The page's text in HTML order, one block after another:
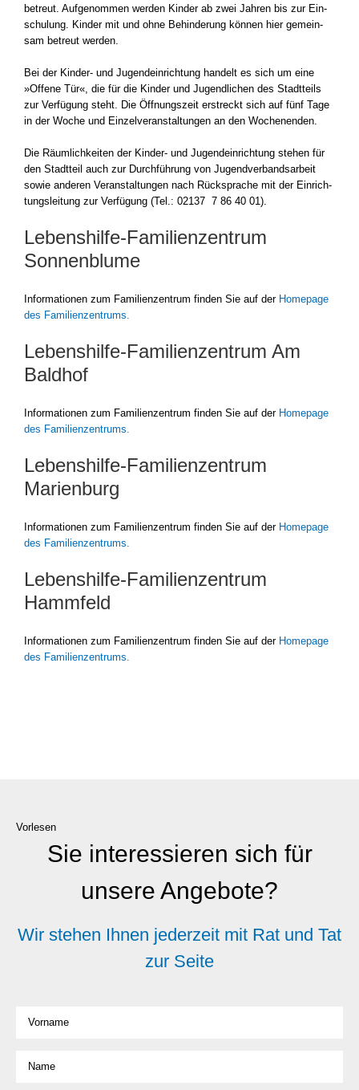
betreut. Auf­ge­nom­men wer­den Kin­der ab zwei Jah­ren bis zur Ein­
schu­lung. Kin­der mit und ohne Behin­de­rung kön­nen hier gemein­
sam betreut wer­den.
Bei der Kinder- und Jugend­ein­rich­tung han­delt es sich um eine
»Offe­ne Tür«, die für die Kin­der und Jugend­li­chen des Stadt­teils
zur Ver­fü­gung steht. Die Öff­nungs­zeit erstreckt sich auf fünf Tage
in der Woche und Ein­zel­ver­an­stal­tun­gen an den Wochen­en­den.
Die Räum­lich­kei­ten der Kinder- und Jugend­ein­rich­tung ste­hen für
den Stadt­teil auch zur Durch­füh­rung von Jugend­ver­bands­ar­beit
sowie ande­ren Ver­an­stal­tun­gen nach Rück­spra­che mit der Ein­rich­
tungs­lei­tung zur Ver­fü­gung (Tel.: 02137 7 86 40 01).
Lebenshilfe-Familienzentrum
Sonnenblume
Infor­ma­tio­nen zum Fami­li­en­zen­trum fin­den Sie auf der Home­page
des Fami­li­en­zen­trums.
Lebenshilfe-Familienzentrum Am
Baldhof
Infor­ma­tio­nen zum Fami­li­en­zen­trum fin­den Sie auf der Home­page
des Fami­li­en­zen­trums.
Lebenshilfe-Familienzentrum
Marienburg
Infor­ma­tio­nen zum Fami­li­en­zen­trum fin­den Sie auf der Home­page
des Fami­li­en­zen­trums.
Lebenshilfe-Familienzentrum
Hammfeld
Infor­ma­tio­nen zum Fami­li­en­zen­trum fin­den Sie auf der Home­page
des Fami­li­en­zen­trums.
Vorlesen
Sie interessieren sich für
unsere Angebote?
Wir stehen Ihnen jederzeit mit Rat und Tat
zur Seite